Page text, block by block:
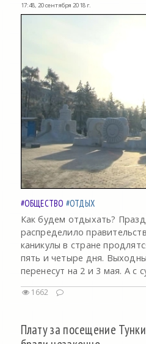
17:48, 20 сентября 2018 г.
#ОБЩЕСТВО #ОТДЫХ
Как будем отдыхать?
распределило
каникулы в стране
пять и четыре дня.
перенесут на 2 и 3 мая. А с
1662
Плату за посещение